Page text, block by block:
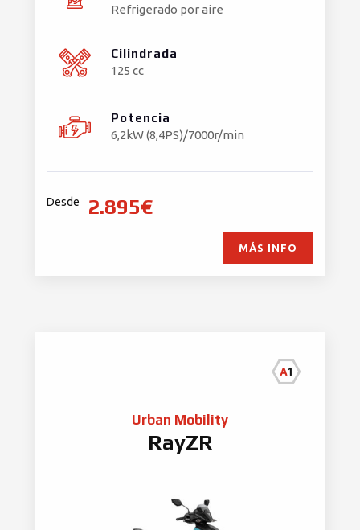
Refrigerado por aire
Cilindrada
125 cc
Potencia
6,2kW (8,4PS)/7000r/min
Desde 2.895€
MÁS INFO
Urban Mobility
RayZR